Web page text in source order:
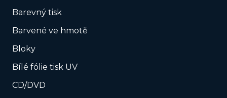
Barevný tisk
Barvené ve hmotě
Bloky
Bílé fólie tisk UV
CD/DVD